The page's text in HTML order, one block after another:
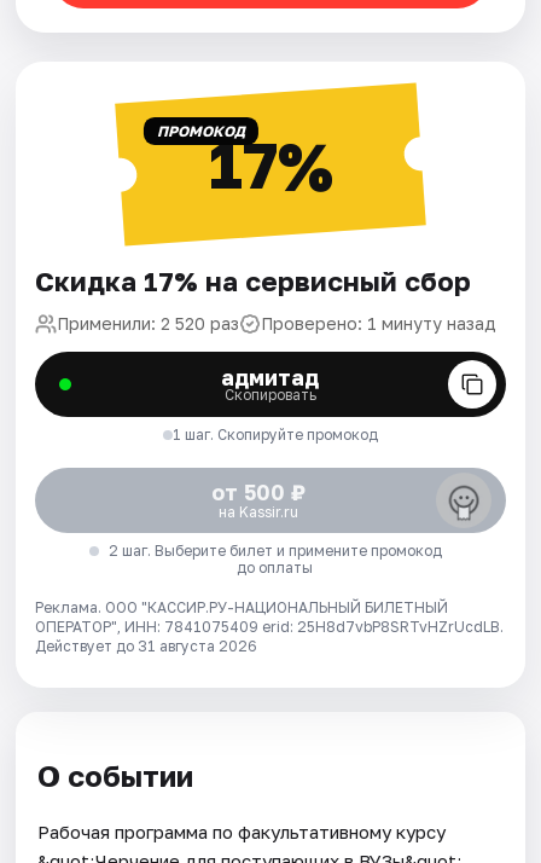
ПРОМОКОД17%
Скидка 17% на сервисный сбор
Применили: 2 520 раз Проверено: 1 минуту назад
адмитад
Скопировать
1 шаг. Скопируйте промокод
от 500 ₽
на Kassir.ru
2 шаг. Выберите билет и примените промокод
до оплаты
Реклама. ООО "КАССИР.РУ-НАЦИОНАЛЬНЫЙ БИЛЕТНЫЙ
ОПЕРАТОР", ИНН: 7841075409 erid: 25H8d7vbP8SRTvHZrUcdLB.
Действует до 31 августа 2026
О событии
Рабочая программа по факультативному курсу